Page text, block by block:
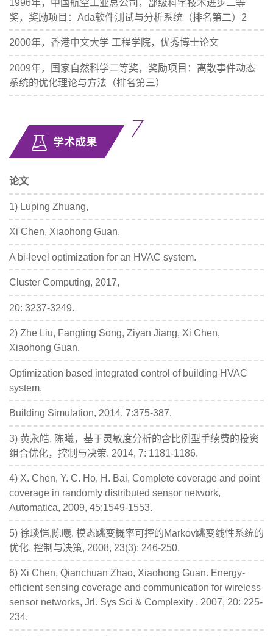
1996年，中国航空工业总公司，部级科学技术进步二等
奖，奖励项目：Ada软件测试与分析系统（排名第二）2
2000年，香港中文大学 工程学院，优秀博士论文
2009年，国家自然科学二等奖，奖励项目：离散事件动态
系统的优化理论与方法（排名第三）
学术成果
论文
1) Luping Zhuang,
Xi Chen, Xiaohong Guan.
A bi-level optimization for an HVAC system.
Cluster Computing, 2017,
20: 3237-3249.
2) Zhe Liu, Fangting Song, Ziyan Jiang, Xi Chen,
Xiaohong Guan.
Optimization based integrated control of building HVAC
system.
Building Simulation, 2014, 7:375-387.
3) 黄永皓, 陈曦，基于灵敏度分析的含比例型手续费的投资
组合优化，控制与决策. 2014, 7: 1181-1186.
4) X. Chen, Y. C. Ho, H. Bai, Complete coverage and point
coverage in randomly distributed sensor network,
Automatica, 2009, 45:1549-1553.
5) 徐琰恺,陈曦. 模态跳变概率可控的Markov跳变线性系统的
优化. 控制与决策, 2008, 23(3): 246-250.
6) Xi Chen, Qianchuan Zhao, Xiaohong Guan. Energy-
efficient sensing coverage and communication for wireless
sensor networks, Jrl. Sys Sci & Complexity . 2007, 20: 225-
234.